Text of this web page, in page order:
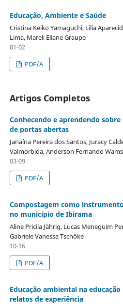
Educação, Ambiente e Saúde
Cristina Keiko Yamaguchi, Lilia
Lima, Mareli Eliane Graupe
01-02
PDF/A
Artigos Completos
Conhecendo e aprendendo sobre
de portas abertas
Janaína Pereira dos Santos, Juracy
Valmorbida, Anderson Fernando
03-09
PDF/A
Compostagem como
no município de Ibirama
Aline Pricila Jährig, Lucas Meneguim
Gabriele Vanessa Tschöke
10-16
PDF/A
Educação ambiental na
relatos de experiência